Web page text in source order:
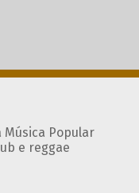
Popular
e reggae